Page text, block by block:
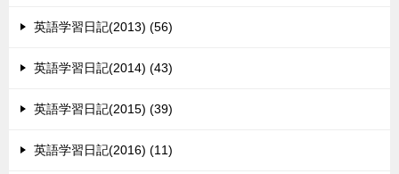
英語学習日記(2013) (56)
英語学習日記(2014) (43)
英語学習日記(2015) (39)
英語学習日記(2016) (11)